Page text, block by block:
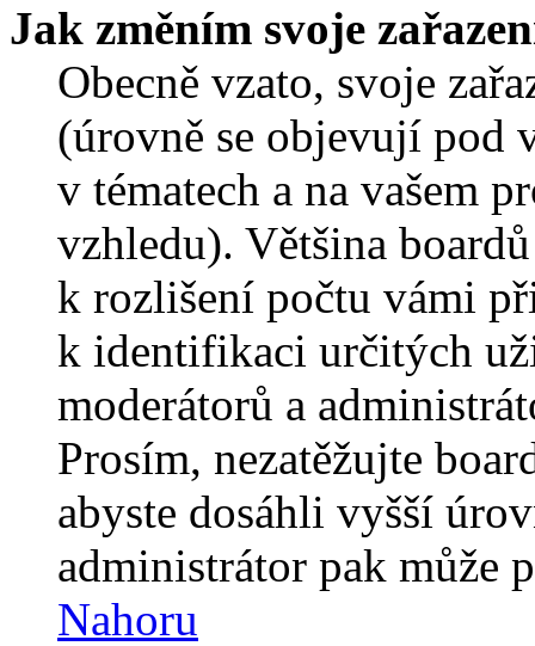
Jak změním svoje
Obecně vzato, svoje
(úrovně se objevují pod
v tématech a na vašem
vzhledu). Většina
k rozlišení počtu vámi
k identifikaci určitých
moderátorů a
Prosím, nezatěžujte
abyste dosáhli vyšší
administrátor pak může
Nahoru